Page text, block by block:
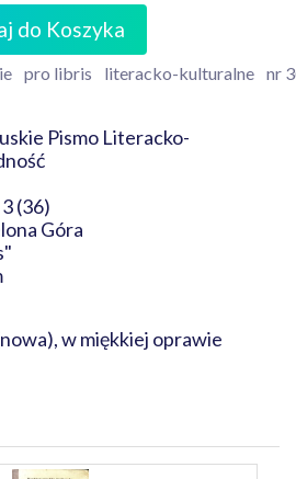
do Koszyka
pro libris literacko-kulturalne nr
Pismo Literacko-
(36)
Góra
w miękkiej oprawie